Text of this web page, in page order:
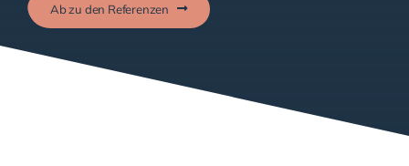
Ab zu den Referenzen